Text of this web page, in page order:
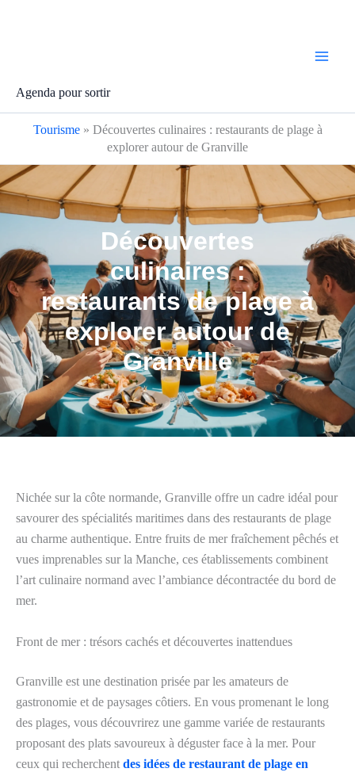
Agenda pour sortir
Tourisme» Découvertes culinaires : restaurants de plage à
explorer autour de Granville
Découvertes
culinaires :
restaurants de plage à
explorer autour de
Granville
Nichée sur la côte normande, Granville offre un cadre idéal pour
savourer des spécialités maritimes dans des restaurants de plage
au charme authentique. Entre fruits de mer fraîchement pêchés et
vues imprenables sur la Manche, ces établissements combinent
l’art culinaire normand avec l’ambiance décontractée du bord de
mer.
Front de mer : trésors cachés et découvertes inattendues
Granville est une destination prisée par les amateurs de
gastronomie et de paysages côtiers. En vous promenant le long
des plages, vous découvrirez une gamme variée de restaurants
proposant des plats savoureux à déguster face à la mer. Pour
ceux qui recherchent des idées de restaurant de plage en